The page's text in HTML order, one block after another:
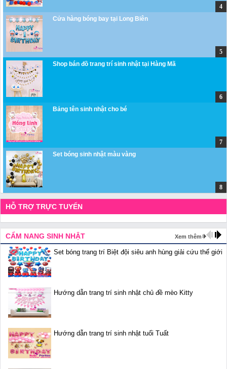
Cửa hàng bóng bay tại Long Biên
Shop bán đồ trang trí sinh nhật tại Hàng Mã
Bảng tên sinh nhật cho bé
Set bóng sinh nhật màu vàng
HỖ TRỢ TRỰC TUYẾN
CẨM NANG SINH NHẬT Xem thêm
Set bóng trang trí Biệt đội siêu anh hùng giải cứu thế giới
Hướng dẫn trang trí sinh nhật chủ đề mèo Kitty
Hướng dẫn trang trí sinh nhật tuổi Tuất